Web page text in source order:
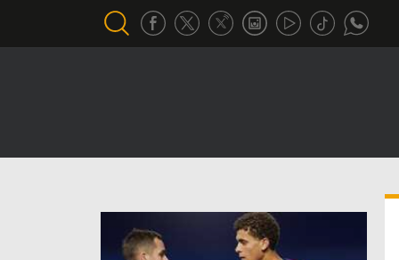
تحقيق في الجول
تقرير في الجول